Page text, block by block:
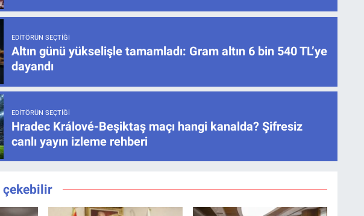
EDITÖRÜN SEÇTIĞI
Altın günü yükselişle tamamladı: Gram altın 6 bin 540 TL’ye
dayandı
EDITÖRÜN SEÇTIĞI
Hradec Králové-Beşiktaş maçı hangi kanalda? Şifresiz
canlı yayın izleme rehberi
çekebilir